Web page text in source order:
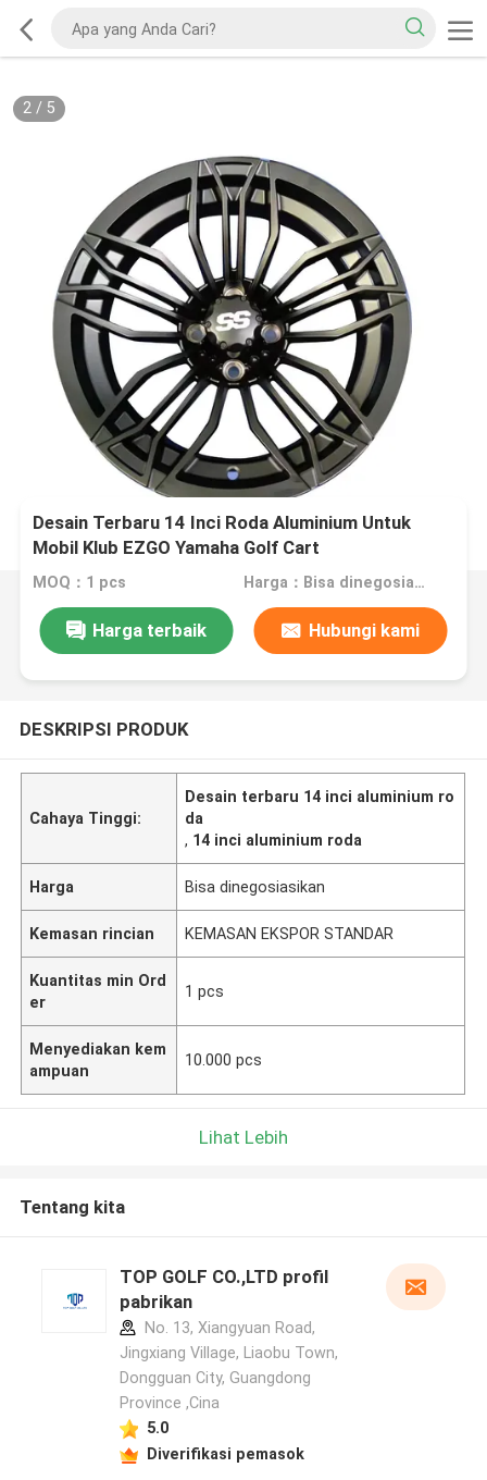
2/ 5
Desain Terbaru 14 Inci Roda Aluminium Untuk
Mobil Klub EZGO Yamaha Golf Cart
MOQ：1 pcs Harga：Bisa dinegosiasikan
Harga terbaik Hubungi kami
DESKRIPSI PRODUK
Cahaya Tinggi:
Desain terbaru 14 inci aluminium ro
da
, 14 inci aluminium roda
Harga Bisa dinegosiasikan
Kemasan rincian KEMASAN EKSPOR STANDAR
Kuantitas min Ord
er
1 pcs
Menyediakan kem
ampuan
10.000 pcs
Lihat Lebih
Tentang kita
TOP GOLF CO.,LTD profil
pabrikan
No. 13, Xiangyuan Road,
Jingxiang Village, Liaobu Town,
Dongguan City, Guangdong
Province ,Cina
5.0
Diverifikasi pemasok